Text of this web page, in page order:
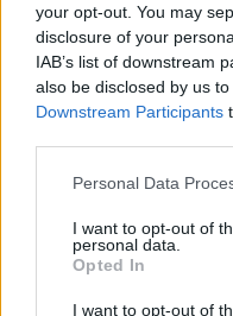
your opt-out. You may
disclosure of your
IAB’s list of downstream
also be disclosed by us
Downstream Participants
Please note that this
not limited to your visit or
grant or deny consent to
use your data for below
consent section.
Personal Data
I want to opt-out of
personal data.
Opted In
I want to opt-out of
Más leídos
CRÓNICA